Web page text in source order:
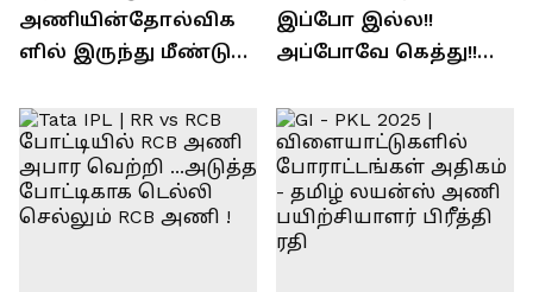
அணியின்தோல்விக
ளில் இருந்து மீண்டு
தமிழ் லைன்ஸ்
கேப்டன் சுமன்குர்ஜார்
இப்போ இல்ல!!
அப்போவே கெத்து!!
சிஎஸ்கே ரசிகர்கள்